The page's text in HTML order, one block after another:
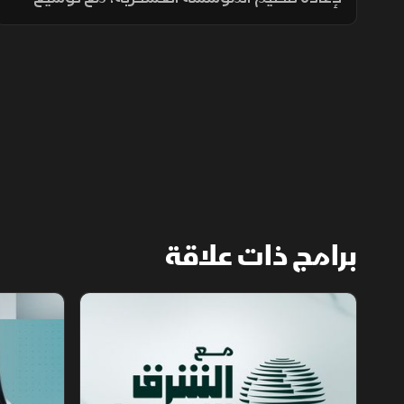
انتشارها في الجبهات الحدودية والمحافظات
برامج ذات علاقة
مع الشرق الأوسط الخبر الآخر